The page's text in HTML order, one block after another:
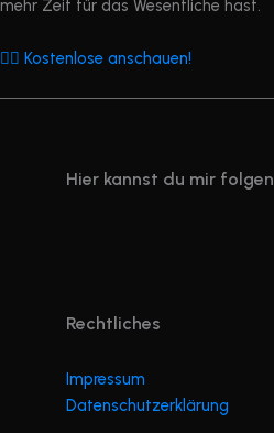
mehr Zeit für das Wesentliche hast.
👉🏼 Kostenlose anschauen!
Hier kannst du mir folgen
Rechtliches
Impressum
Datenschutzerklärung